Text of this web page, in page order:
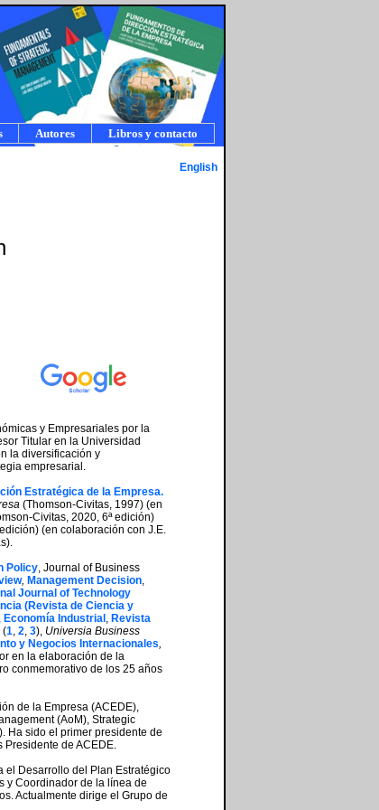
English
y Empresariales por la
Titular en la Universidad
la diversificación y
empresarial.
Estratégica de la Empresa.
(Thomson-Civitas, 1997) (en
Civitas, 2020, 6ª edición)
(en colaboración con J.E.
Policy, Journal of Business
, Management Decision,
Journal of Technology
(Revista de Ciencia y
Economía Industrial , Revista
(1, 2, 3), Universia Business
y Negocios Internacionales,
en la elaboración de la
conmemorativo de los 25 años
de la Empresa (ACEDE),
(AoM), Strategic
Ha sido el primer presidente de
Presidente de ACEDE.
el Desarrollo del Plan Estratégico
y Coordinador de la línea de
Actualmente dirige el Grupo de
Autores Libros y contacto